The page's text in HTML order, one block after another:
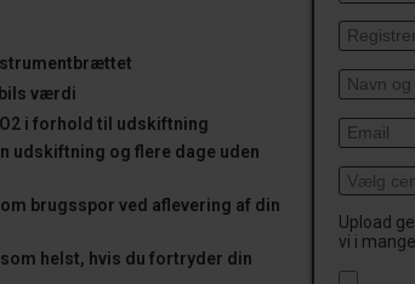
værdi
i forhold til udskiftning
udskiftning og flere dage uden
brugsspor ved aflevering af din
helst, hvis du fortryder din
Upload
vi i